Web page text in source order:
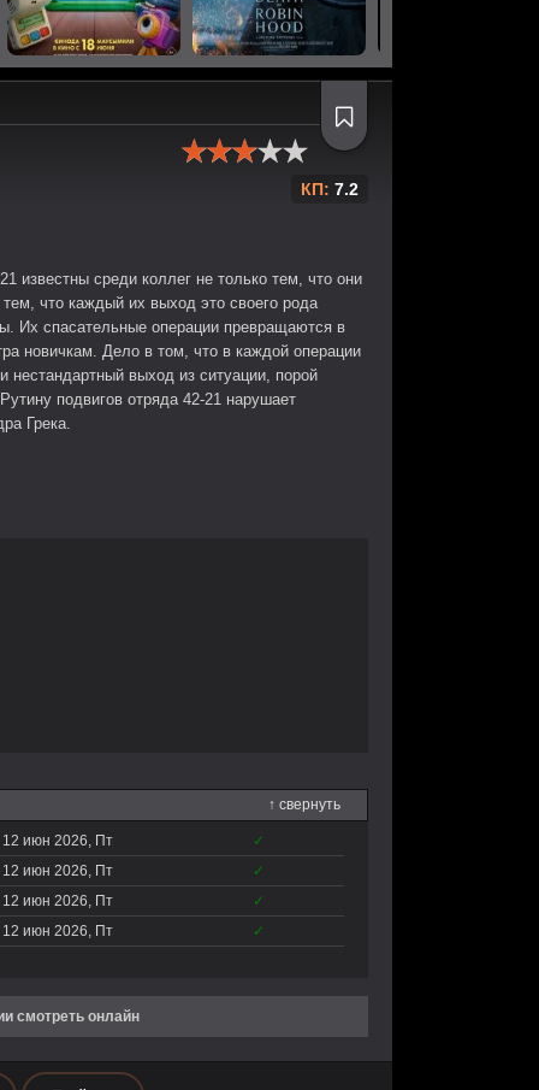
КП: 7.2
известны среди коллег не только тем, что они
что каждый их выход это своего рода
Их спасательные операции превращаются в
новичкам. Дело в том, что в каждой операции
нестандартный выход из ситуации, порой
подвигов отряда 42-21 нарушает
Грека.
↑ свернуть
12 июн 2026, Пт
✓
12 июн 2026, Пт
✓
12 июн 2026, Пт
✓
12 июн 2026, Пт
✓
смотреть онлайн